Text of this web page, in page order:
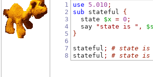
1
2
3
4
5
6
7
8
use 5.010 ;
sub stateful {
  state
$x = 0 ;
  say
"state is " ,
}
stateful ;
# state is
stateful ; # state is